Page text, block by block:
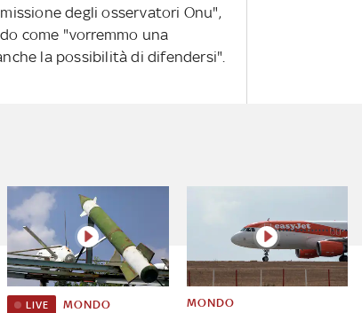
degli osservatori Onu",
come "vorremmo una
la possibilità di difendersi".
LIVE MONDO MONDO